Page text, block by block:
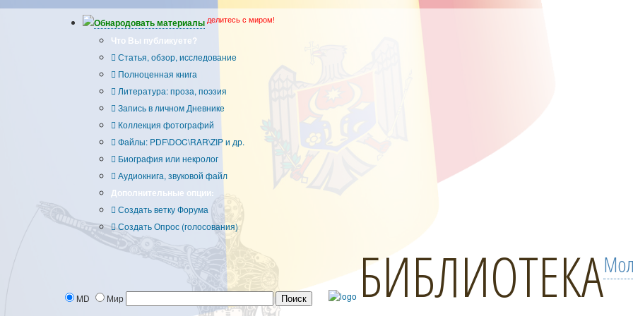
Обнародовать материалы делитесь с миром!
Что Вы публикуете?
Статья, обзор, исследование
Полноценная книга
Литература: проза, поэзия
Запись в личном Дневнике
Коллекция фотографий
Файлы: PDF\DOC\RAR\ZIP и др.
Биография или некролог
Аудиокнига, звуковой файл
Дополнительные опции:
Создать ветку Форума
Создать Опрос (голосования)
MD Мир БИБЛИОТЕКА